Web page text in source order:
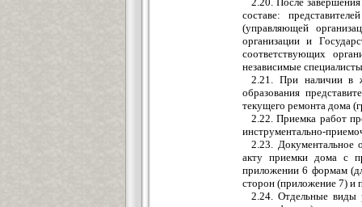
составе:
(управляющей
организации и
соответствующих
независимые
2.21. При наличии в
образования
текущего ремонта дома
2.22. Приемка работ
инструментально-
2.23. Документальное
акту приемки дома с
приложении 6 формам
сторон (приложение 7) и
2.24. Отдельные виды